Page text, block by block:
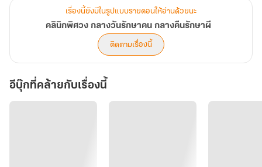
‘บรรเทาทุกข์ผี 1 ตน แลกกับการพาคนไข้มาให้ 10 คน’
เมื่อคู่แข่งตัวฉกาจใช้วิธีนี้ เขาต้องทำอย่างไรถึงจะแย่งลูกค้ามาได้
ภารกิจกอบกู้กิจการคลินิกอันร่อแร่ของนักบรรเทาทุกข์ผีมือใหม่อย่างซึง
บอม
กำลังจะเริ่มต้นขึ้นแล้ว!
เรื่องนี้ยังมีในรูปแบบรายตอนให้อ่านด้วยนะ
คลินิกพิศวง กลางวันรักษาคน กลางคืนรักษาผี
ติดตามเรื่องนี้
อีบุ๊กที่คล้ายกับเรื่องนี้